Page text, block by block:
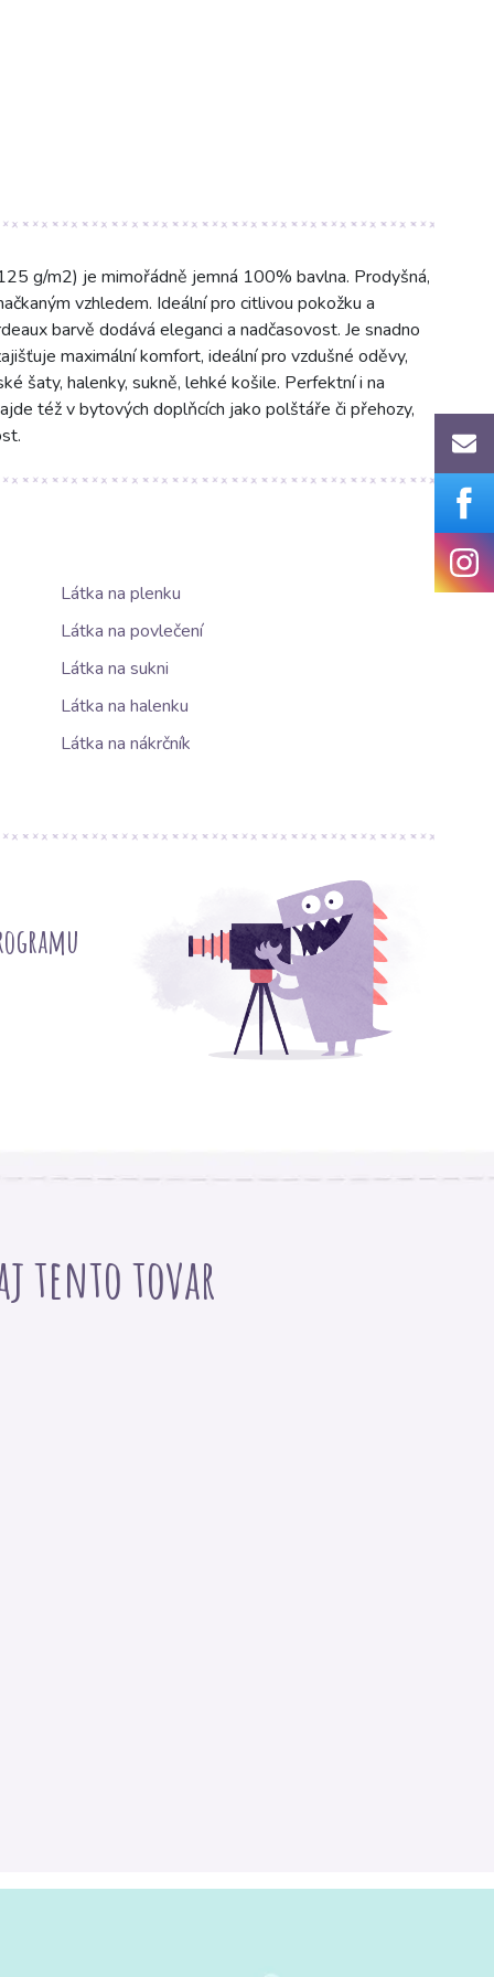
g/m2) je mimořádně jemná 100% bavlna. Prodyšná,
vzhledem. Ideální pro citlivou pokožku a
barvě dodává eleganci a nadčasovost. Je snadno
maximální komfort, ideální pro vzdušné oděvy,
šaty, halenky, sukně, lehké košile. Perfektní i na
též v bytových doplňcích jako polštáře či přehozy,
Látka na plenku
Látka na povlečení
Látka na sukni
Látka na halenku
Látka na nákrčník
tento tovar